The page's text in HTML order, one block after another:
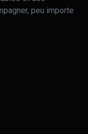
peu importe